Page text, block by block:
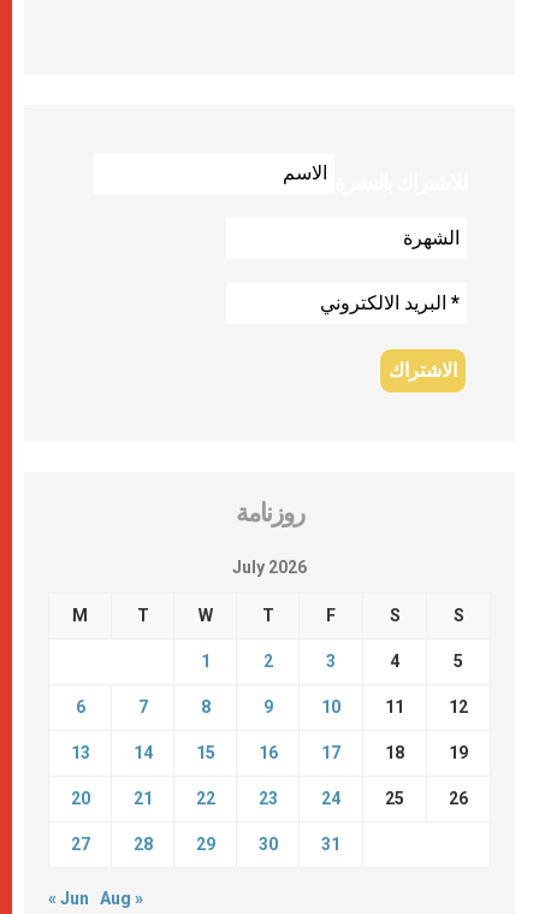
روزنامة
July 2026
M T W T F S S
1 2 3 4 5
6 7 8 9 10 11 12
13 14 15 16 17 18 19
20 21 22 23 24 25 26
27 28 29 30 31
« Jun Aug »